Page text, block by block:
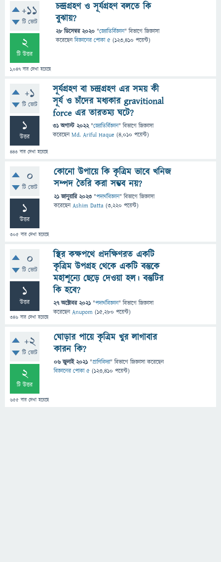
+11
টি ভোট
2
টি উত্তর
1,047 বার দেখা হয়েছে
চন্দ্রগ্রহণ ও সূর্যগ্রহণ বলতে কি
বুঝায়?
28 ডিসেম্বর 2020 "জ্যোতির্বিজ্ঞান" বিভাগে জিজ্ঞাসা
করেছেনবিজ্ঞানের পোকা ৫ (123,410 পয়েন্ট)
+1
টি ভোট
1
উত্তর
443 বার দেখা হয়েছে
সূর্যগ্রহণ বা চন্দ্রগ্রহণ এর সময় কী
সূর্য ও চাঁদের মধ্যকার gravitional
force এর তারতম্য ঘটে?
31 অগাস্ট 2022 "জ্যোতির্বিজ্ঞান" বিভাগে জিজ্ঞাসা
করেছেনMd. Ariful Haque (4,010 পয়েন্ট)
0
টি ভোট
1
উত্তর
305 বার দেখা হয়েছে
কোনো উপায়ে কি কৃত্রিম ভাবে খনিজ
সম্পদ তৈরি করা সম্ভব নয়?
21 জানুয়ারি 2023 "পদার্থবিজ্ঞান" বিভাগে জিজ্ঞাসা
করেছেনAshim Datta (3,220 পয়েন্ট)
0
টি ভোট
1
উত্তর
346 বার দেখা হয়েছে
স্থির কক্ষপথে প্রদক্ষিণরত একটি
কৃত্রিম উপগ্রহ থেকে একটি বস্তুকে
মহাশূন্যে ছেড়ে দেওয়া হল। বস্তুটির
কি হবে?
27 অক্টোবর 2021 "পদার্থবিজ্ঞান" বিভাগে জিজ্ঞাসা
করেছেনAnupom (15,280 পয়েন্ট)
+2
টি ভোট
2
টি উত্তর
655 বার দেখা হয়েছে
ঘোড়ার পায়ে কৃত্রিম খুর লাগাবার
কারন কি?
06 জুলাই 2021 "প্রাণিবিদ্যা" বিভাগে জিজ্ঞাসাকরেছেন
বিজ্ঞানের পোকা ৫ (123,410 পয়েন্ট)